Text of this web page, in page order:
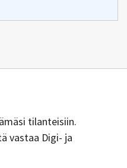
tilanteisiin.
vastaa Digi- ja